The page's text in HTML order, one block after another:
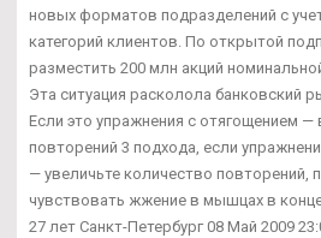
новых форматов подразделений с
категорий клиентов. По открытой
разместить 200 млн акций
Эта ситуация расколола банковский
Если это упражнения с отягощением —
повторений 3 подхода, если
— увеличьте количество повторений,
чувствовать жжение в мышцах в
27 лет Санкт-Петербург 08 Май 2009